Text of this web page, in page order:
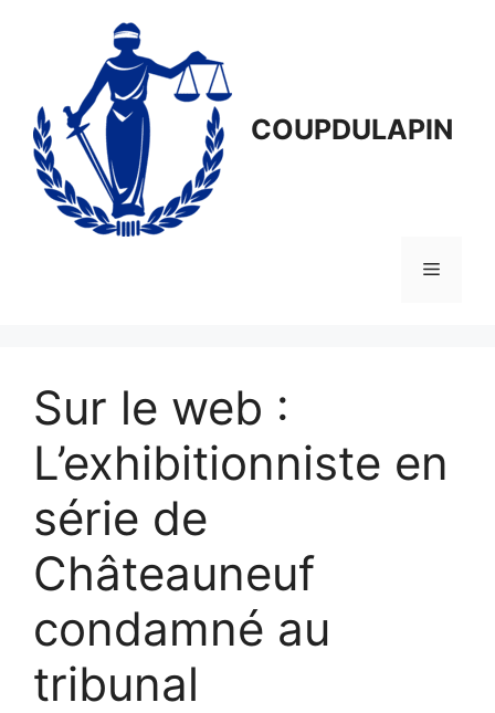
COUPDULAPIN
Menu
Sur le web :
L’exhibitionniste en
série de
Châteauneuf
condamné au
tribunal